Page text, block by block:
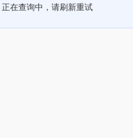
正在查询中，请刷新重试